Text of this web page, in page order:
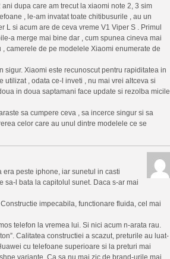
dupa care am trecut la xiaomi note 2, 3 sim
, le-am invatat toate chitibusurile , au un
L si acum are de ceva vreme V1 Viper S . Primul
a merge mai bine dar , cum spunea cineva mai
camerele de pe modelele Xiaomi enumerate de
sigur. Xiaomi este recunoscut pentru rapiditatea in
utilizat , odata ce-l inveti , nu mai vrei altceva si
in doua saptamani face update si rezolba micile
sa cumpere ceva , sa incerce singur si sa
celor care au unul dintre modelele ce se
era peste iphone, iar sunetul in casti
sa-l bata la capitolul sunet. Daca s-ar mai
impecabila, functionare fluida, cel mai
telefon la vremea lui. Si nici acum n-arata rau.
Calitatea constructiei a scazut, preturile au luat-
cu telefoane superioare si la preturi mai
variante. Ca sa nu mai zic de brand-urile mai